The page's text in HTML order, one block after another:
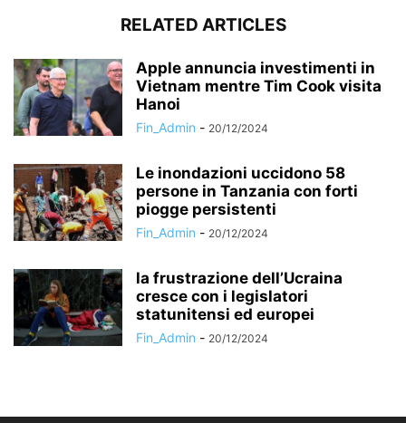
RELATED ARTICLES
Apple annuncia investimenti in
Vietnam mentre Tim Cook visita
Hanoi
Fin_Admin - 20/12/2024
Le inondazioni uccidono 58
persone in Tanzania con forti
piogge persistenti
Fin_Admin - 20/12/2024
la frustrazione dell’Ucraina
cresce con i legislatori
statunitensi ed europei
Fin_Admin - 20/12/2024